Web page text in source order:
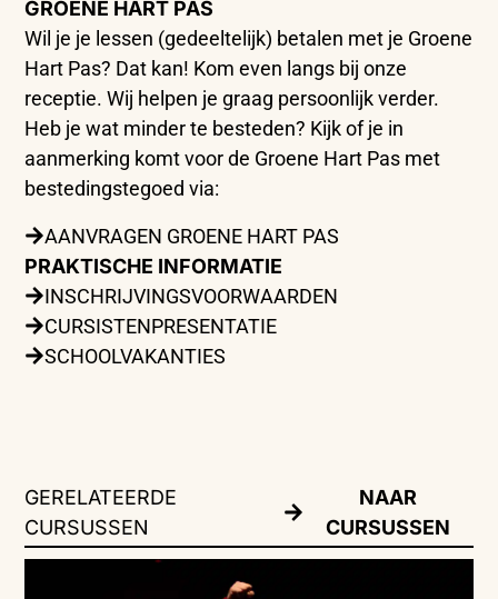
GROENE HART PAS
Wil je je lessen (gedeeltelijk) betalen met je Groene
Hart Pas? Dat kan! Kom even langs bij onze
receptie. Wij helpen je graag persoonlijk verder.
Heb je wat minder te besteden? Kijk of je in
aanmerking komt voor de Groene Hart Pas met
bestedingstegoed via:
AANVRAGEN GROENE HART PAS
PRAKTISCHE INFORMATIE
INSCHRIJVINGSVOORWAARDEN
CURSISTENPRESENTATIE
SCHOOLVAKANTIES
GERELATEERDE
CURSUSSEN
NAAR
CURSUSSEN